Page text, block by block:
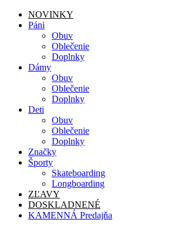
NOVINKY
Páni
Obuv
Oblečenie
Doplnky
Dámy
Obuv
Oblečenie
Doplnky
Deti
Obuv
Oblečenie
Doplnky
Značky
Športy
Skateboarding
Longboarding
ZĽAVY
DOSKLADNENÉ
KAMENNÁ Predajňa